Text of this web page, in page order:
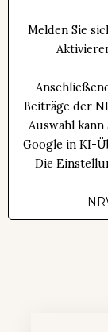
Melden Sie
Beiträge der
Auswahl
Google in KI-
Die